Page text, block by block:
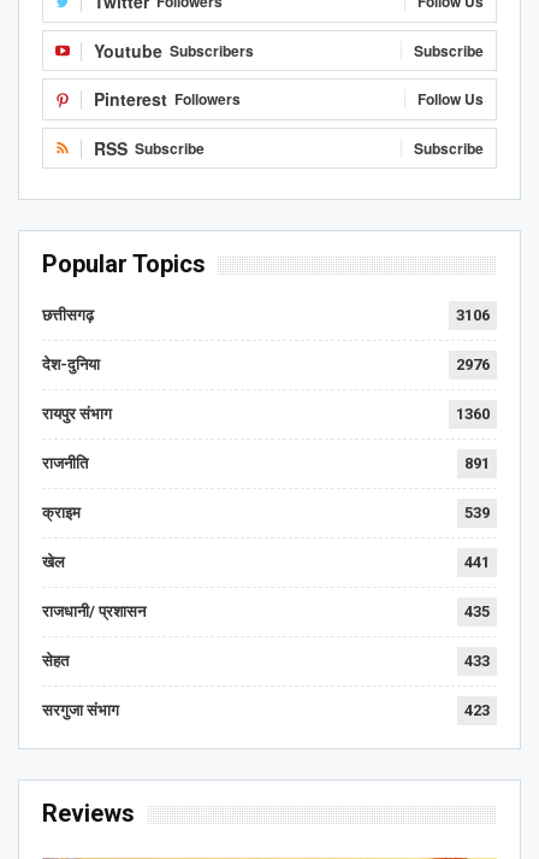
Youtube Subscribers Subscribe
Pinterest Followers Follow Us
RSS Subscribe Subscribe
Popular Topics
छत्तीसगढ़ 3106
देश-दुनिया 2976
रायपुर संभाग 1360
राजनीति 891
क्राइम 539
खेल 441
राजधानी/ प्रशासन 435
सेहत 433
सरगुजा संभाग 423
Reviews